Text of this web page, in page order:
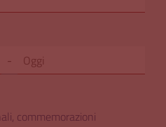
-
commemorazioni